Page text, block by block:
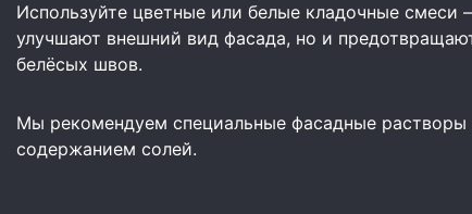
Используйте цветные или белые кладочные смеси
улучшают внешний вид фасада, но и
белёсых швов.
Мы рекомендуем специальные фасадные растворы
содержанием солей.